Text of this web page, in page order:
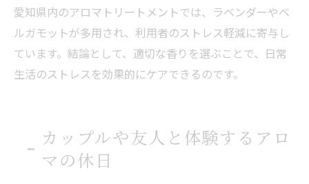
愛知県内のアロマトリートメントでは、ラベンダーやベ
ルガモットが多用され、利用者のストレス軽減に寄与し
ています。結論として、適切な香りを選ぶことで、日常
生活のストレスを効果的にケアできるのです。
カップルや友人と体験するアロ
マの休日